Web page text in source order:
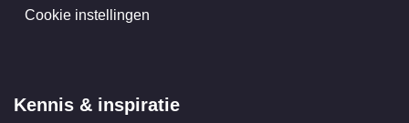
Cookie instellingen
Kennis & inspiratie